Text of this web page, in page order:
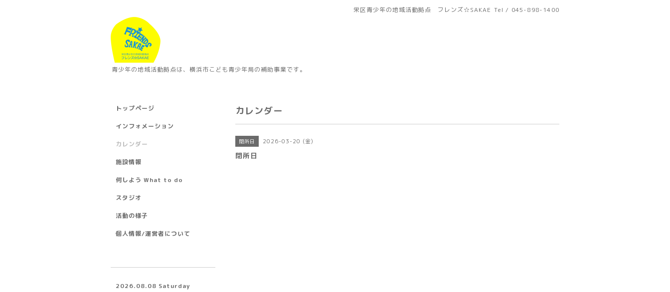
栄区青少年の地域活動拠点 フレンズ☆SAKAE Tel / 045-898-1400
青少年の地域活動拠点は、横浜市こども青少年局の補助事業です。
カレンダー
閉所日 2026-03-20 (金)
閉所日
トップページ
インフォメーション
カレンダー
施設情報
何しよう What to do
スタジオ
活動の様子
個人情報/運営者について
2026.08.08 Saturday